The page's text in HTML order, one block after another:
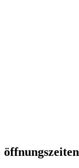
öffnungszeiten